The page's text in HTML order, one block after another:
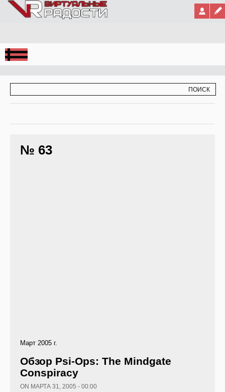
Jump to Navigation
№ 63
Март 2005 г.
Обзор Psi-Ops: The Mindgate
Conspiracy
ON МАРТА 31, 2005 - 00:00